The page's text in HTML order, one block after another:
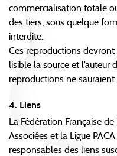
commercialisation totale
des tiers, sous quelque
interdite.
Ces reproductions
lisible la source et l’auteur
reproductions ne sauraient
4. Liens
La Fédération Française
Associées et la Ligue
responsables des liens